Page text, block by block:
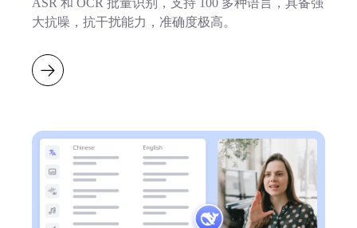
大抗噪，抗干扰能力，准确度极高。